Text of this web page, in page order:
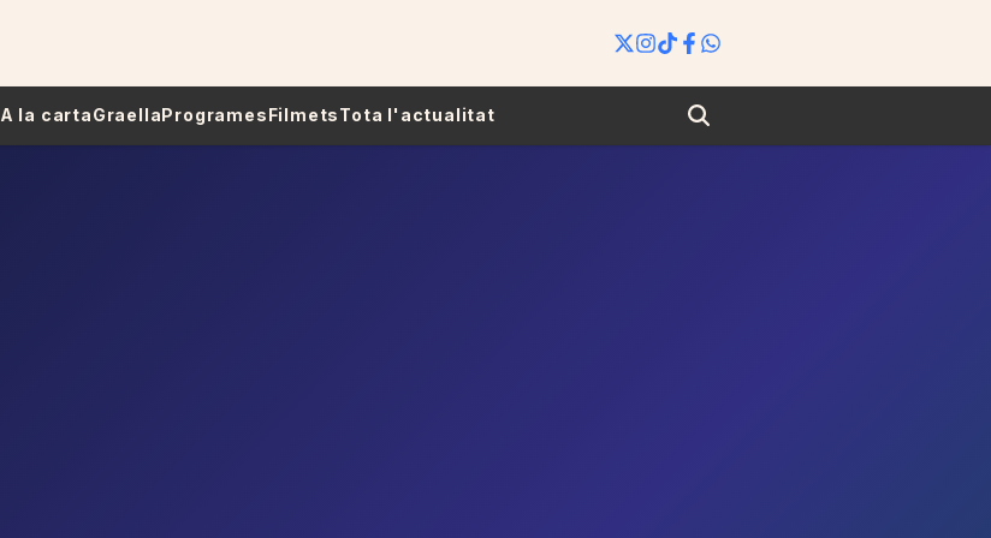
A la cartaGraellaProgramesFilmetsTota l'actualitat Search